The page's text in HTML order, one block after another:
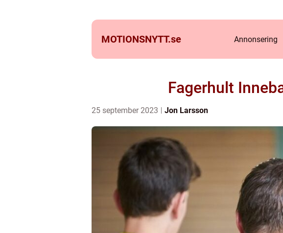
MOTIONSNYTT.se Annonsering
Fagerhult
25 september 2023 Jon Larsson